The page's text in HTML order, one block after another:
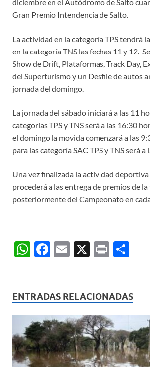
diciembre en el Autódromo de Salto
Gran Premio Intendencia de Salto.
La actividad en la categoría TPS tendrá
en la categoría TNS las fechas 11 y 12.
Show de Drift, Plataformas, Track Day,
del Superturismo y un Desfile de autos
jornada del domingo.
La jornada del sábado iniciará a las 11
categorías TPS y TNS será a las 16:30
el domingo la movida comenzará a las
para las categoría SAC TPS y TNS será a
Una vez finalizada la actividad deportiva
procederá a las entrega de premios de la
posteriormente del Campeonato en
W
s
A
p
p
F
b
o
o
k
E
X
P
p
ar
ti
r
ENTRADAS RELACIONADAS